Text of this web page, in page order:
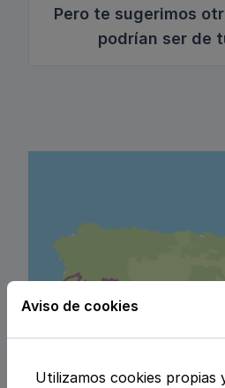
Pero te sugerimos
podrían ser de
Aviso de cookies
Utilizamos cookies propias